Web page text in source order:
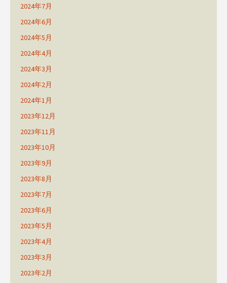
2024年7月
2024年6月
2024年5月
2024年4月
2024年3月
2024年2月
2024年1月
2023年12月
2023年11月
2023年10月
2023年9月
2023年8月
2023年7月
2023年6月
2023年5月
2023年4月
2023年3月
2023年2月